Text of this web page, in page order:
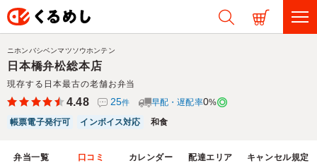
日本橋弁松総本店
現存する日本最古の老舗お弁当
ニホンバシベンマツソウホンテン
4.48 25件 早配・遅配率0%
帳票電子発行可
インボイス対応 和食
弁当一覧 口コミ カレンダー 配達エリア キャンセル規定